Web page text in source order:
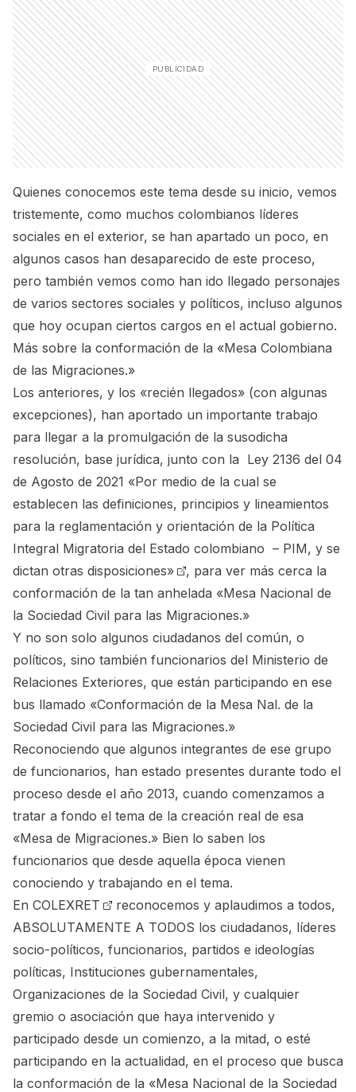
Quienes conocemos este tema desde su inicio, vemos
tristemente, como muchos colombianos líderes
sociales en el exterior, se han apartado un poco, en
algunos casos han desaparecido de este proceso,
pero también vemos como han ido llegado personajes
de varios sectores sociales y políticos, incluso algunos
que hoy ocupan ciertos cargos en el actual gobierno.
Más sobre la conformación de la «Mesa Colombiana
de las Migraciones.»
Los anteriores, y los «recién llegados» (con algunas
excepciones), han aportado un importante trabajo
para llegar a la promulgación de la susodicha
resolución, base jurídica, junto con la Ley 2136 del 04
de Agosto de 2021 «Por medio de la cual se
establecen las definiciones, principios y lineamientos
para la reglamentación y orientación de la Política
Integral Migratoria del Estado colombiano – PIM, y se
dictan otras disposiciones»
, para ver más cerca la
conformación de la tan anhelada «Mesa Nacional de
la Sociedad Civil para las Migraciones.»
Y no son solo algunos ciudadanos del común, o
políticos, sino también funcionarios del Ministerio de
Relaciones Exteriores, que están participando en ese
bus llamado «Conformación de la Mesa Nal. de la
Sociedad Civil para las Migraciones.»
Reconociendo que algunos integrantes de ese grupo
de funcionarios, han estado presentes durante todo el
proceso desde el año 2013, cuando comenzamos a
tratar a fondo el tema de la creación real de esa
«Mesa de Migraciones.» Bien lo saben los
funcionarios que desde aquella época vienen
conociendo y trabajando en el tema.
En COLEXRET
reconocemos y aplaudimos a todos,
ABSOLUTAMENTE A TODOS los ciudadanos, líderes
socio-políticos, funcionarios, partidos e ideologías
políticas, Instituciones gubernamentales,
Organizaciones de la Sociedad Civil, y cualquier
gremio o asociación que haya intervenido y
participado desde un comienzo, a la mitad, o esté
participando en la actualidad, en el proceso que busca
la conformación de la «Mesa Nacional de la Sociedad